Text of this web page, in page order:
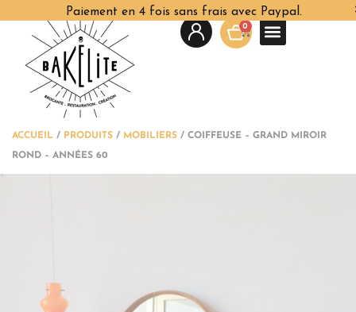
Paiement en 4 fois sans frais avec Paypal.
0
ACCUEIL / PRODUITS / MOBILIERS / COIFFEUSE – GRAND MIROIR
ROND – ANNÉES 60